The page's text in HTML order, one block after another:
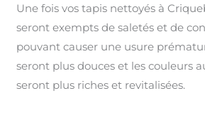
Une fois vos tapis nettoyés à
seront exempts de saletés et de
pouvant causer une usure
seront plus douces et les couleurs
seront plus riches et revitalisées.